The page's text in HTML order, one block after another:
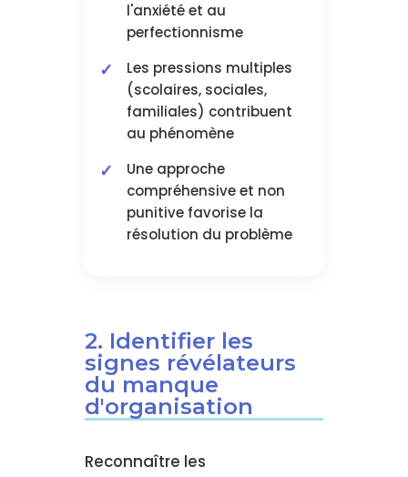
l'anxiété et au
perfectionnisme
Les pressions multiples
(scolaires, sociales,
familiales) contribuent
au phénomène
Une approche
compréhensive et non
punitive favorise la
résolution du problème
2. Identifier les
signes révélateurs
du manque
d'organisation
Reconnaître les